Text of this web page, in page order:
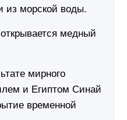
из морской воды.
медный
мирного
и Египтом Синай
временной